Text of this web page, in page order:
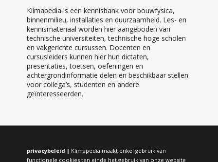
Klimapedia is een kennisbank voor bouwfysica,
binnenmilieu, installaties en duurzaamheid. Les- en
kennismateriaal worden hier aangeboden van
technische universiteiten, technische hoge scholen
en vakgerichte cursussen. Docenten en
cursusleiders kunnen hier hun dictaten,
presentaties, toetsen, oefeningen en
achtergrondinformatie delen en beschikbaar stellen
voor collega’s, studenten en andere
geïnteresseerden.
privacybeleid | Klimapedia maakt enkel gebruik van
functionele cookies ten einde het gebruik van onze website